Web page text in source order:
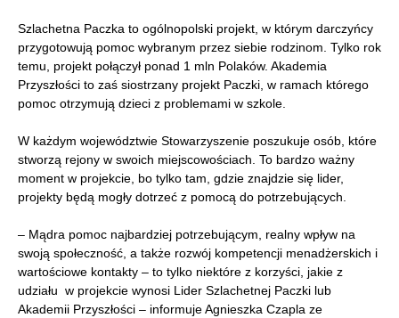
Szlachetna Paczka to ogólnopolski projekt, w którym darczyńcy
przygotowują pomoc wybranym przez siebie rodzinom. Tylko rok
temu, projekt połączył ponad 1 mln Polaków. Akademia
Przyszłości to zaś siostrzany projekt Paczki, w ramach którego
pomoc otrzymują dzieci z problemami w szkole.
W każdym województwie Stowarzyszenie poszukuje osób, które
stworzą rejony w swoich miejscowościach. To bardzo ważny
moment w projekcie, bo tylko tam, gdzie znajdzie się lider,
projekty będą mogły dotrzeć z pomocą do potrzebujących.
– Mądra pomoc najbardziej potrzebującym, realny wpływ na
swoją społeczność, a także rozwój kompetencji menadżerskich i
wartościowe kontakty – to tylko niektóre z korzyści, jakie z
udziału w projekcie wynosi Lider Szlachetnej Paczki lub
Akademii Przyszłości – informuje Agnieszka Czapla ze